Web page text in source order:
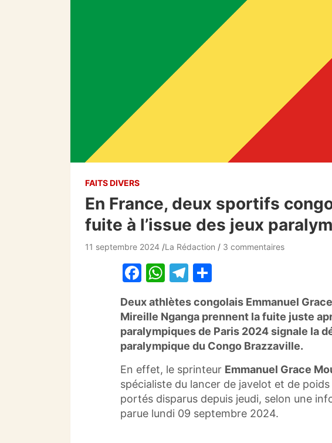
FAITS DIVERS
En France, deux sportifs
fuite à l’issue des jeux
11 septembre 2024 La Rédaction 3 commentaires
F
c
e
b
o
o
k
W
h
at
s
A
p
p
T
e
gr
a
m
ta
g
er
Deux athlètes congolais Emmanuel
Mireille Nganga prennent la fuite juste
paralympiques de Paris 2024 signale la
paralympique du Congo Brazzaville.
En effet, le sprinteur Emmanuel Grace
spécialiste du lancer de javelot et de poids
portés disparus depuis jeudi, selon une
parue lundi 09 septembre 2024.